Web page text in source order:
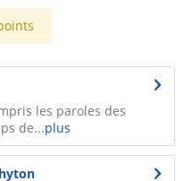
les paroles des
de...plus